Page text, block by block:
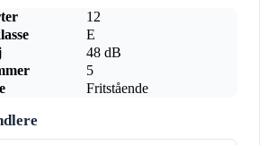
12
E
48 dB
5
Fritstående